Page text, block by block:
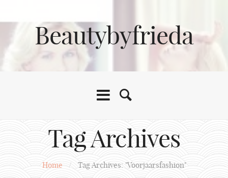
Beautybyfrieda
Tag Archives
Home / Tag Archives: "Voorjaarsfashion"